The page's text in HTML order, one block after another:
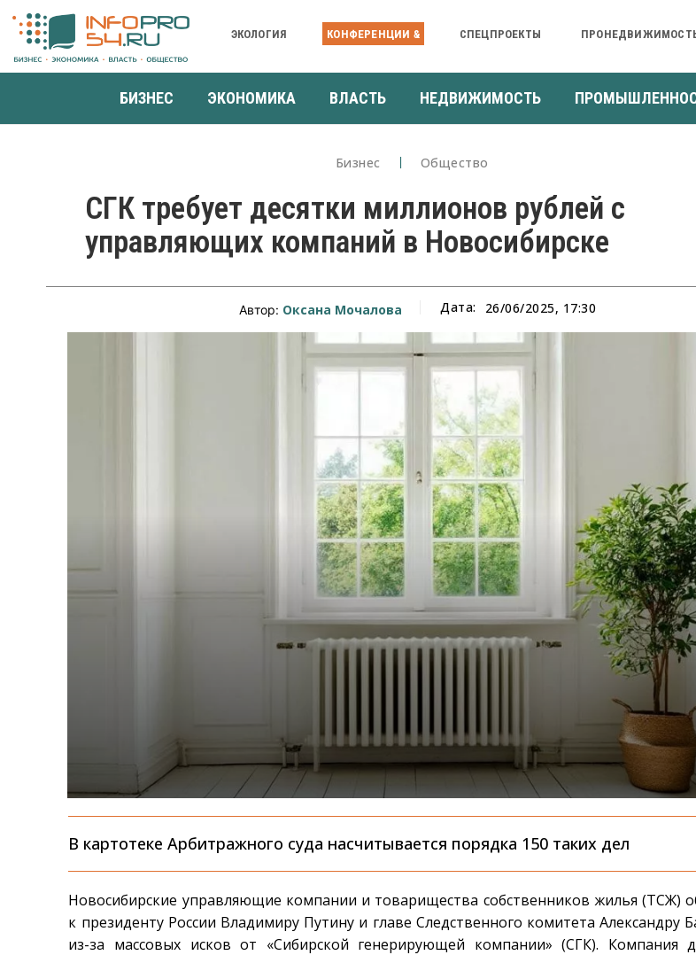
ЭКОЛОГИЯ КОНФЕРЕНЦИИ & СПЕЦПРОЕКТЫ
БИЗНЕС ЭКОНОМИКА ВЛАСТЬ НЕДВИЖИМОСТЬ
Бизнес Общество
СГК требует десятки миллионов рублей с
управляющих компаний в Новосибирске
Автор: Оксана Мочалова Дата: 26/06/2025, 17:30
В картотеке Арбитражного суда насчитывается порядка 150 таких дел
Новосибирские управляющие компании и товарищества собственников жилья (ТСЖ)
к президенту России Владимиру Путину и главе Следственного комитета Александру
из-за массовых исков от «Сибирской генерирующей компании» (СГК). Компания